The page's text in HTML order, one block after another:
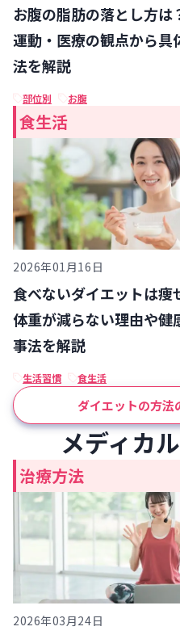
お腹の脂肪の落とし方は
運動・医療の観点から具
法を解説
部位別 お腹
食生活
2026年01月16日
食べないダイエットは痩
体重が減らない理由や健
事法を解説
生活習慣 食生活
ダイエットの方法
メディカ
治療方法
2026年03月24日